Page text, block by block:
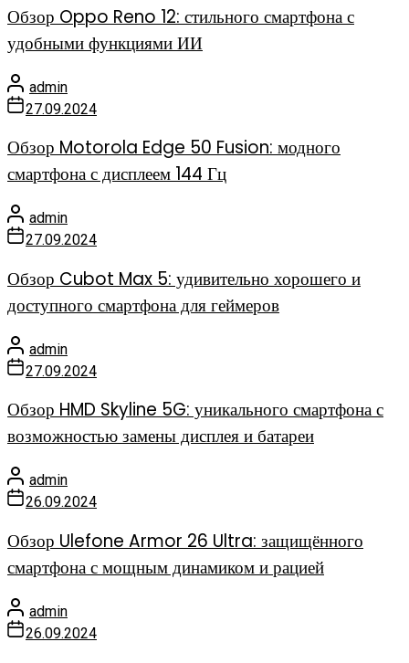
Обзор Oppo Reno 12: стильного смартфона с
удобными функциями ИИ
admin
27.09.2024
Обзор Motorola Edge 50 Fusion: модного
смартфона с дисплеем 144 Гц
admin
27.09.2024
Обзор Cubot Max 5: удивительно хорошего и
доступного смартфона для геймеров
admin
27.09.2024
Обзор HMD Skyline 5G: уникального смартфона с
возможностью замены дисплея и батареи
admin
26.09.2024
Обзор Ulefone Armor 26 Ultra: защищённого
смартфона с мощным динамиком и рацией
admin
26.09.2024